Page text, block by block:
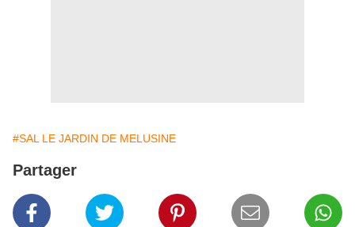
#SAL LE JARDIN DE MELUSINE
Partager